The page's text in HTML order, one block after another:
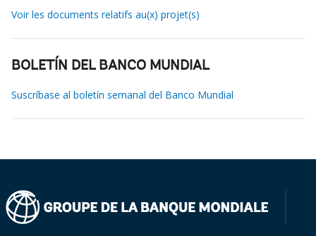
Voir les documents relatifs au(x) projet(s)
BOLETÍN DEL BANCO MUNDIAL
Suscríbase al boletín semanal del Banco Mundial